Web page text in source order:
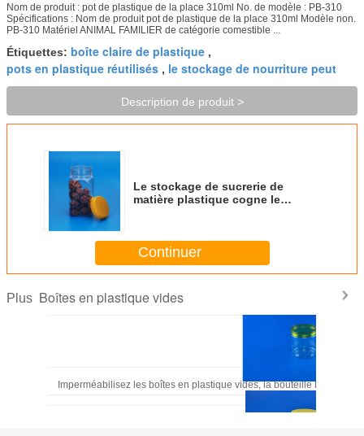
Nom de produit : pot de plastique de la place 310ml No. de modèle : PB-310
Spécifications : Nom de produit pot de plastique de la place 310ml Modèle non.
PB-310 Matériel ANIMAL FAMILIER de catégorie comestible ...
Étiquettes: boîte claire de plastique ,
pots en plastique réutilisés , le stockage de nourriture peut
Description de produit >
Le stockage de sucrerie de
matière plastique cogne le
Continuer
Plus Boîtes en plastique vides
Imperméabilisez les boîtes en plastique vides, la bouteille brute